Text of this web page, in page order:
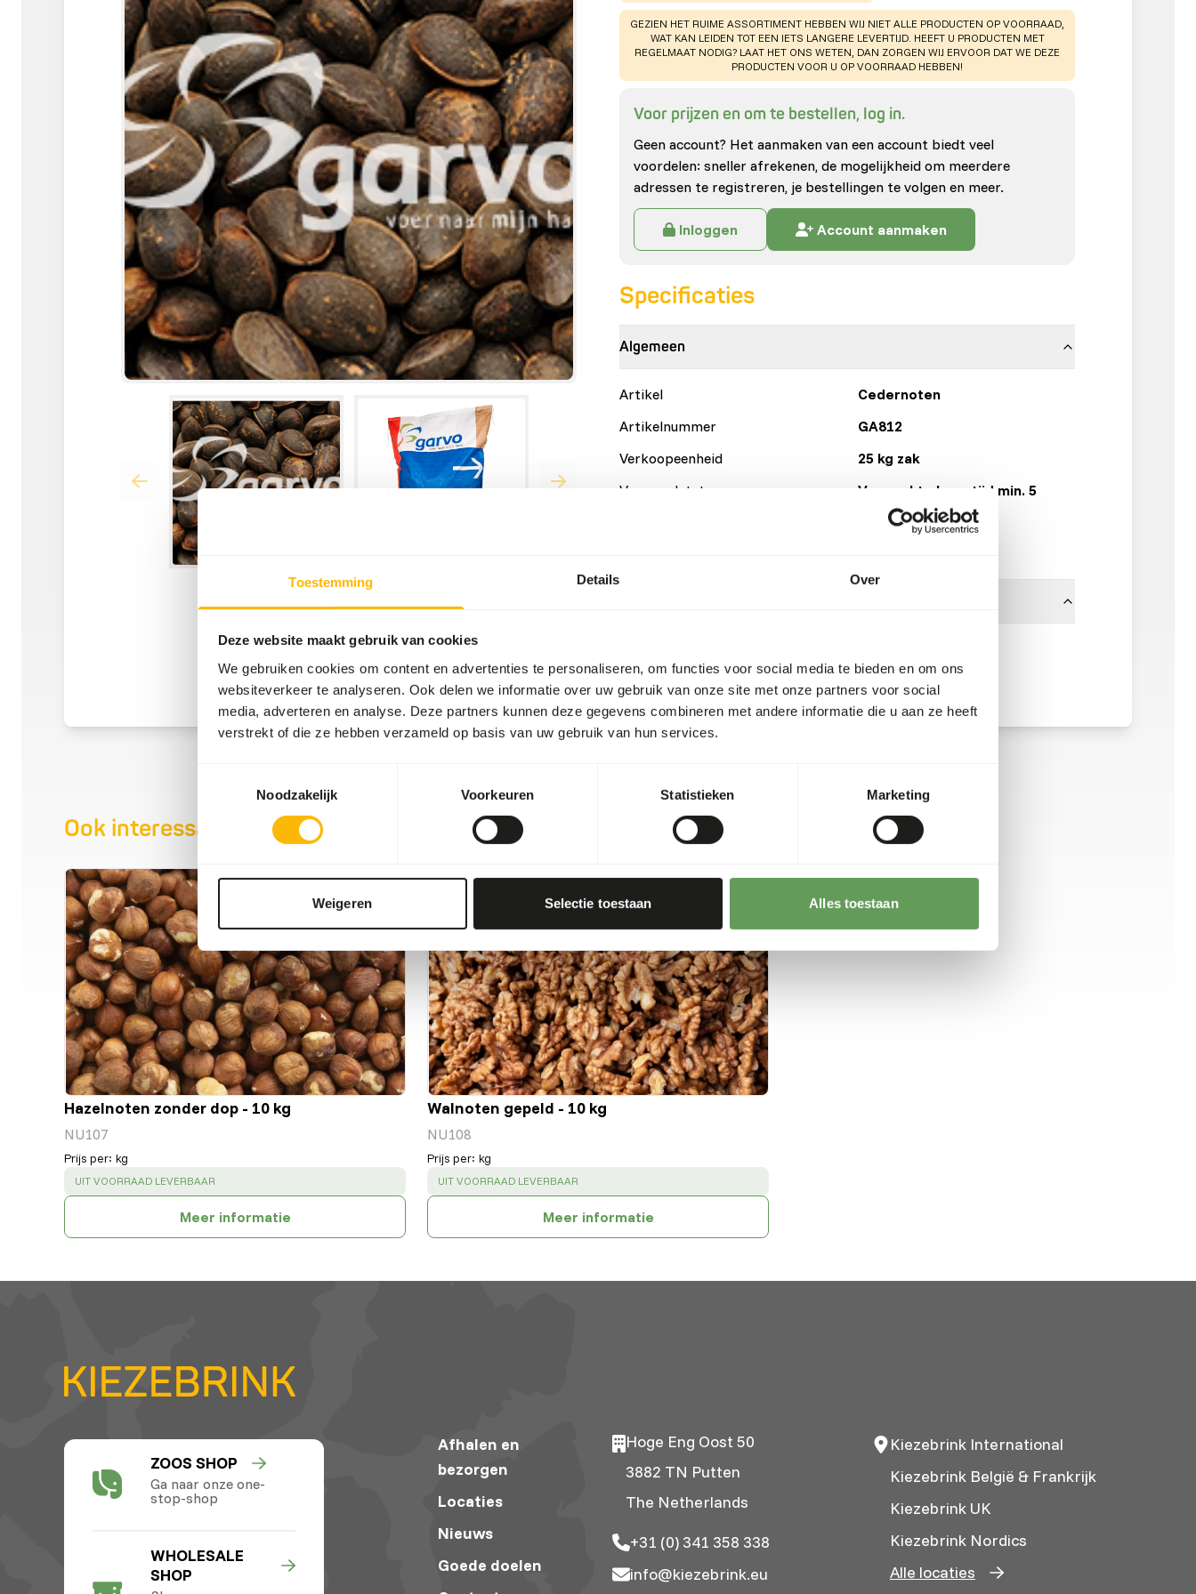
Toestemming Details Over
Deze website maakt gebruik van cookies
We gebruiken cookies om content en advertenties te personaliseren, om functies voor social media te bieden en om ons
websiteverkeer te analyseren. Ook delen we informatie over uw gebruik van onze site met onze partners voor social
media, adverteren en analyse. Deze partners kunnen deze gegevens combineren met andere informatie die u aan ze heeft
verstrekt of die ze hebben verzameld op basis van uw gebruik van hun services.
Noodzakelijk
Voorkeuren Statistieken Marketing
Weigeren Selectie toestaan Alles toestaan
WARNING:
GEZIEN HET RUIME ASSORTIMENT HEBBEN WIJ NIET ALLE PRODUCTEN OP VOORRAAD,
WAT KAN LEIDEN TOT EEN IETS LANGERE LEVERTIJD. HEEFT U PRODUCTEN MET
REGELMAAT NODIG? LAAT HET ONS WETEN, DAN ZORGEN WIJ ERVOOR DAT WE DEZE
PRODUCTEN VOOR U OP VOORRAAD HEBBEN!
Voor prijzen en om te bestellen, log in.
Geen account? Het aanmaken van een account biedt veel
voordelen: sneller afrekenen, de mogelijkheid om meerdere
adressen te registreren, je bestellingen te volgen en meer.
Inloggen Account aanmaken
Specificaties
Algemeen
Artikel
Cedernoten
Artikelnummer
GA812
Verkoopeenheid
25 kg zak
Voorraadstatus
Verwachte levertijd min. 5
werkdagen
Ook interessant
Hazelnoten zonder dop - 10 kg
NU107
Prijs per: kg
SUCCESS:
UIT VOORRAAD LEVERBAAR
Meer informatie
Walnoten gepeld - 10 kg
NU108
Prijs per: kg
SUCCESS:
UIT VOORRAAD LEVERBAAR
Meer informatie
ZOOS SHOP
Ga naar onze one-
stop-shop
WHOLESALE
SHOP
Afhalen en
bezorgen
Locaties
Nieuws
Goede doelen
Hoge Eng Oost 50
3882 TN Putten
The Netherlands
+31 (0) 341 358 338
info@kiezebrink.eu
Kiezebrink International
Kiezebrink België & Frankrijk
Kiezebrink UK
Kiezebrink Nordics
Alle locaties